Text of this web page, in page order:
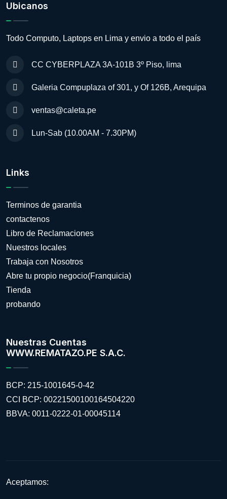
Ubicanos
Todo Computo, Laptops en Lima y envio a todo el país
CC CYBERPLAZA 3A-101B 3º Piso, lima
Galeria Compuplaza of 301, y Of 126B, Arequipa
ventas@caleta.pe
Lun-Sab (10.00AM - 7.30PM)
Links
Terminos de garantia
contactenos
Libro de Reclamaciones
Nuestros locales
Trabaja con Nosotros
Abre tu propio negocio(Franquicia)
Tienda
probando
Nuestras Cuentas
WWW.REMATAZO.PE S.A.C.
BCP: 215-1001645-0-42
CCI BCP: 00221500100164504220
BBVA: 0011-0222-01-00045114
Aceptamos: